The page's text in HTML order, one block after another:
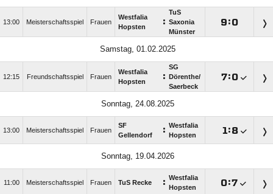
13:00 Meisterschaftsspiel Frauen
Westfalia
Hopsten
:
TuS
Saxonia
Münster
:
Samstag, 01.02.2025
12:15 Freundschaftsspiel Frauen
Westfalia
Hopsten
:
SG
Dörenthe/​
Saerbeck
:
Sonntag, 24.08.2025
13:00 Meisterschaftsspiel Frauen
SF
Gellendorf
: Westfalia
Hopsten
:
Sonntag, 19.04.2026
11:00 Meisterschaftsspiel Frauen TuS Recke : Westfalia
Hopsten
: